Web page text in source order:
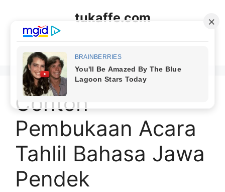
tukaffe.com
Contoh
Pembukaan Acara
Tahlil Bahasa Jawa
Pendek